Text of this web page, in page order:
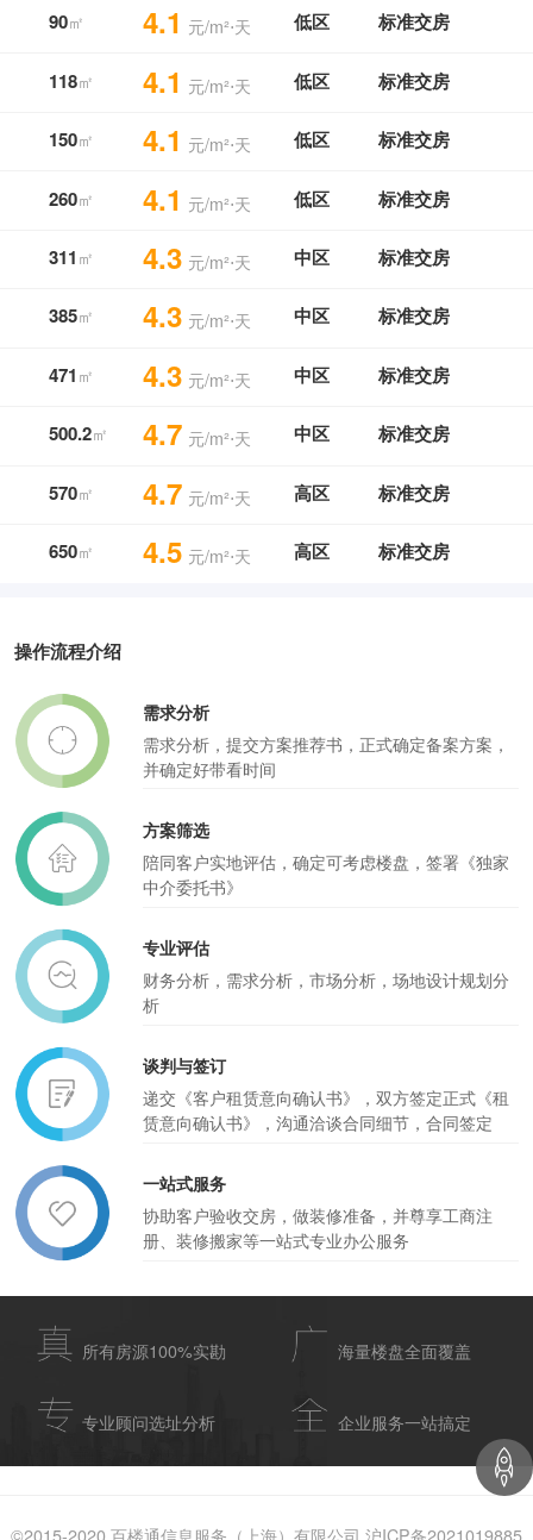
90㎡ 4.1 元/m²⋅天 低区 标准交房
118㎡ 4.1 元/m²⋅天 低区 标准交房
150㎡ 4.1 元/m²⋅天 低区 标准交房
260㎡ 4.1 元/m²⋅天 低区 标准交房
311 ㎡ 4.3 元/m²⋅天 中区 标准交房
385㎡ 4.3 元/m²⋅天 中区 标准交房
471 ㎡ 4.3 元/m²⋅天 中区 标准交房
500.2㎡ 4.7 元/m²⋅天 中区 标准交房
570㎡ 4.7 元/m²⋅天 高区 标准交房
650㎡ 4.5 元/m²⋅天 高区 标准交房
操作流程介绍
需求分析
需求分析，提交方案推荐书，正式确定备案方案，
并确定好带看时间
方案筛选
陪同客户实地评估，确定可考虑楼盘，签署《独家
中介委托书》
专业评估
财务分析，需求分析，市场分析，场地设计规划分
析
谈判与签订
递交《客户租赁意向确认书》，双方签定正式《租
赁意向确认书》，沟通洽谈合同细节，合同签定
一站式服务
协助客户验收交房，做装修准备，并尊享工商注
册、装修搬家等一站式专业办公服务
所有房源100%实勘 海量楼盘全面覆盖
专业顾问选址分析 企业服务一站搞定